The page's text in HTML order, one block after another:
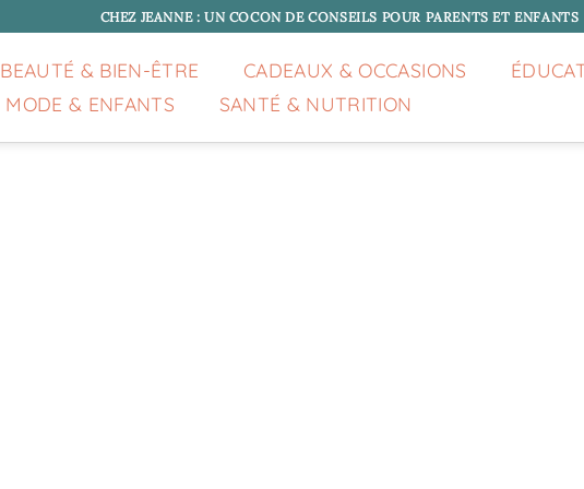
CHEZ JEANNE : UN COCON DE CONSEILS POUR PARENTS ET ENFANTS
BEAUTÉ & BIEN-ÊTRE CADEAUX & OCCASIONS
MODE & ENFANTS
SANTÉ & NUTRITION